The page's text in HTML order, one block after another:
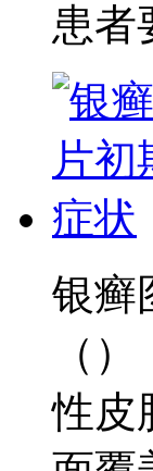
患者
银癣
（
性皮